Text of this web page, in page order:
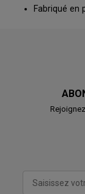
Fabriqué en